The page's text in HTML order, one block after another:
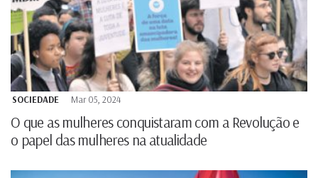
SOCIEDADE Mar 05, 2024
O que as mulheres conquistaram com a Revolução e
o papel das mulheres na atualidade